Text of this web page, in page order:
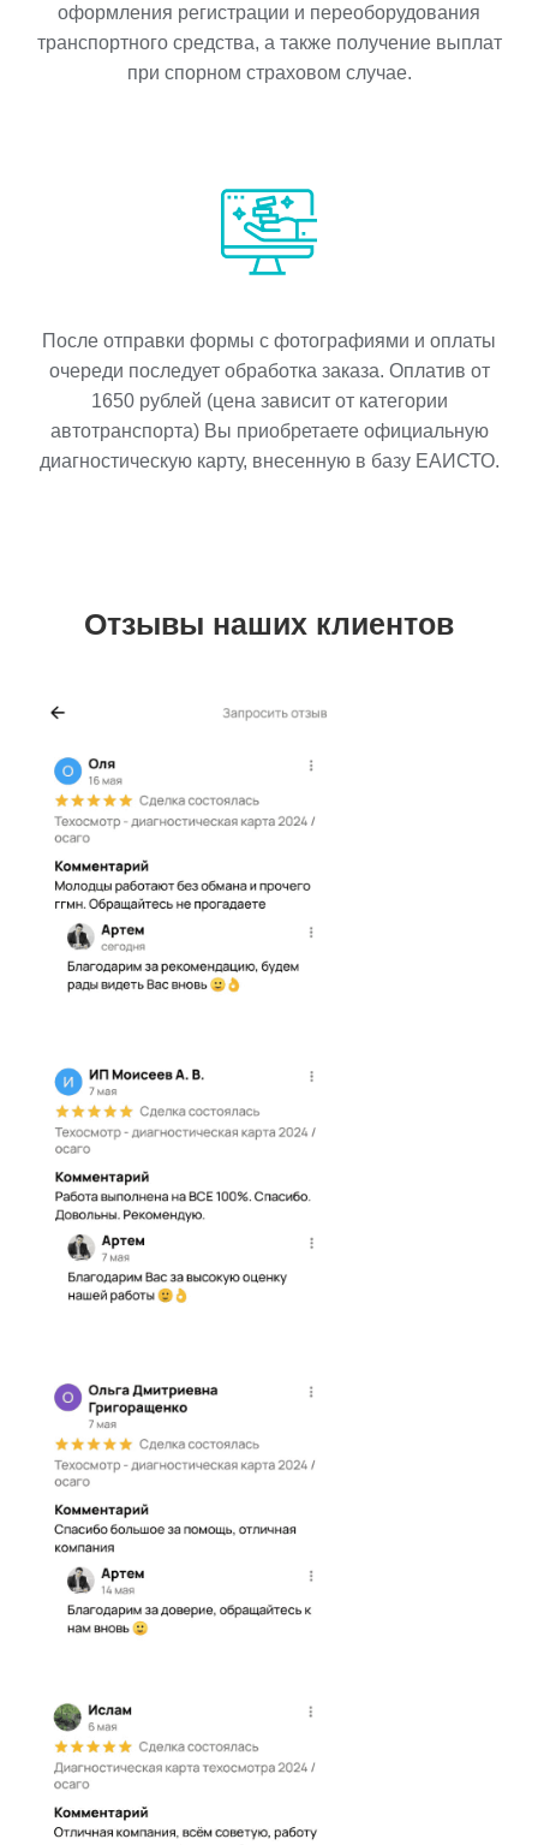
оформления регистрации и переоборудования
транспортного средства, а также получение выплат
при спорном страховом случае.
После отправки формы с фотографиями и оплаты
очереди последует обработка заказа. Оплатив от
1650рублей (цена зависит от категории
автотранспорта) Вы приобретаете официальную
диагностическую карту, внесенную в базу ЕАИСТО.
Отзывы наших клиентов